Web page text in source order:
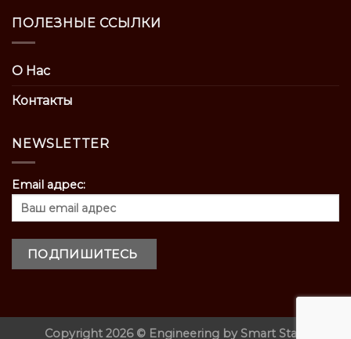
ПОЛЕЗНЫЕ ССЫЛКИ
О Нас
Контакты
NEWSLETTER
Email адрес:
Copyright 2026 © Engineering by Smart Start